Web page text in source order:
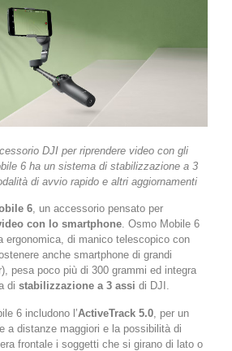
DJI per riprendere video con gli
6 ha un sistema di stabilizzazione a 3
di avvio rapido e altri aggiornamenti
6, un accessorio pensato per
con lo smartphone. Osmo Mobile 6
ergonomica, di manico telescopico con
anche smartphone di grandi
pesa poco più di 300 grammi ed integra
di stabilizzazione a 3 assi di DJI.
6 includono l’ActiveTrack 5.0 , per un
a distanze maggiori e la possibilità di
frontale i soggetti che si girano di lato o